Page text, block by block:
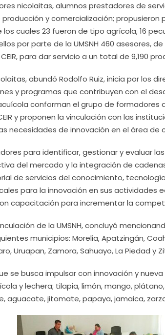
nicolaitas, alumnos prestadores de
y comercialización; propusieron
los cuales 23 fueron de tipo agrícola, 16
por parte de la UMSNH 460 asesores,
para dar servicio a un total de 9,190
abundó Rodolfo Ruiz, inicia por los
y programas que contribuyen con el
conforman el grupo de formadores
y proponen la vinculación con las
necesidades de innovación en el área de
para identificar, gestionar y evaluar
del mercado y la integración de
de servicios del conocimiento,
para la innovación en sus actividades
capacitación para incrementar la
de la UMSNH, concluyó
municipios: Morelia, Apatzingán,
Uruapan, Zamora, Sahuayo, La Piedad y
se busca impulsar con innovación y
y lechera; tilapia, limón, mango,
aguacate, jitomate, papaya, jamaica,